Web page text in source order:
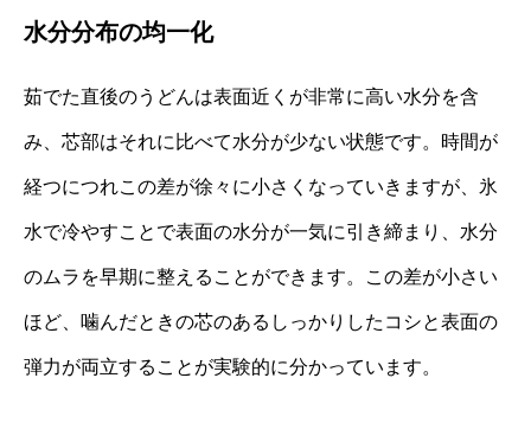
水分分布の均一化
茹でた直後のうどんは表面近くが非常に高い水分を含
み、芯部はそれに比べて水分が少ない状態です。時間が
経つにつれこの差が徐々に小さくなっていきますが、氷
水で冷やすことで表面の水分が一気に引き締まり、水分
のムラを早期に整えることができます。この差が小さい
ほど、噛んだときの芯のあるしっかりしたコシと表面の
弾力が両立することが実験的に分かっています。